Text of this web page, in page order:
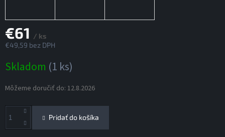
€61 / ks
€49,59 bez DPH
cena:
Skladom (1 ks)
Môžeme doručiť do: 12.8.2026
Pridať do košíka